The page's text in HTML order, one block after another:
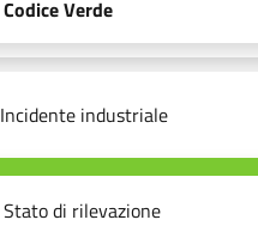
Codice Verde
Incidente industriale
Stato di rilevazione